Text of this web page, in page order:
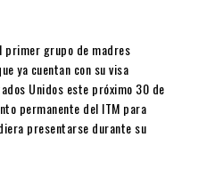
grupo de madres
ya cuentan con su visa
Unidos este próximo 30 de
permanente del ITM para
presentarse durante su